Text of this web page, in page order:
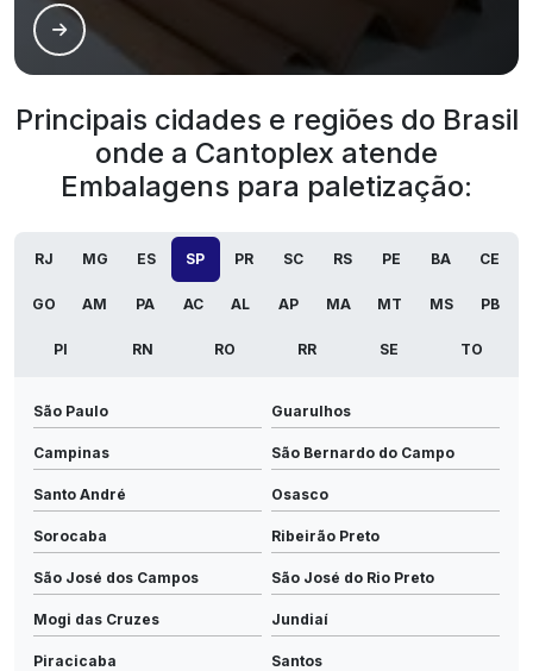
Principais cidades e regiões do Brasil
onde a Cantoplex atende
Embalagens para paletização:
RJ MG ES SP PR SC RS PE BA CE
GO AM PA AC AL AP MA MT MS PB
PI RN RO RR SE TO
São Paulo Guarulhos
Campinas São Bernardo do Campo
Santo André Osasco
Sorocaba Ribeirão Preto
São José dos Campos São José do Rio Preto
Mogi das Cruzes Jundiaí
Piracicaba Santos